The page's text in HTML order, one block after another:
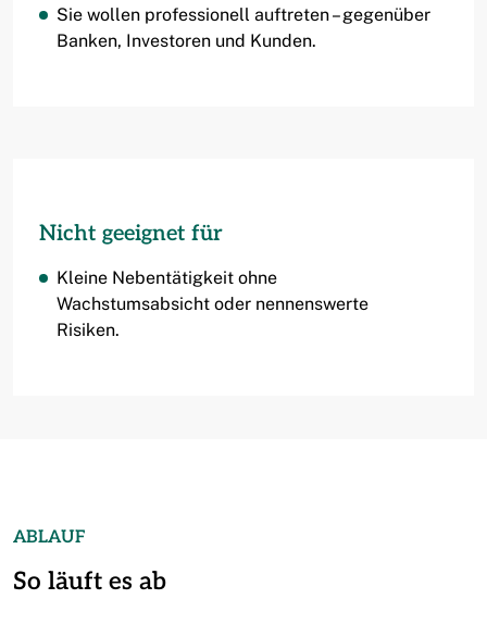
Sie wollen professionell auftreten – gegenüber
Banken, Investoren und Kunden.
Nicht geeignet für
Kleine Nebentätigkeit ohne
Wachstumsabsicht oder nennenswerte
Risiken.
So läuft es ab
ABLAUF